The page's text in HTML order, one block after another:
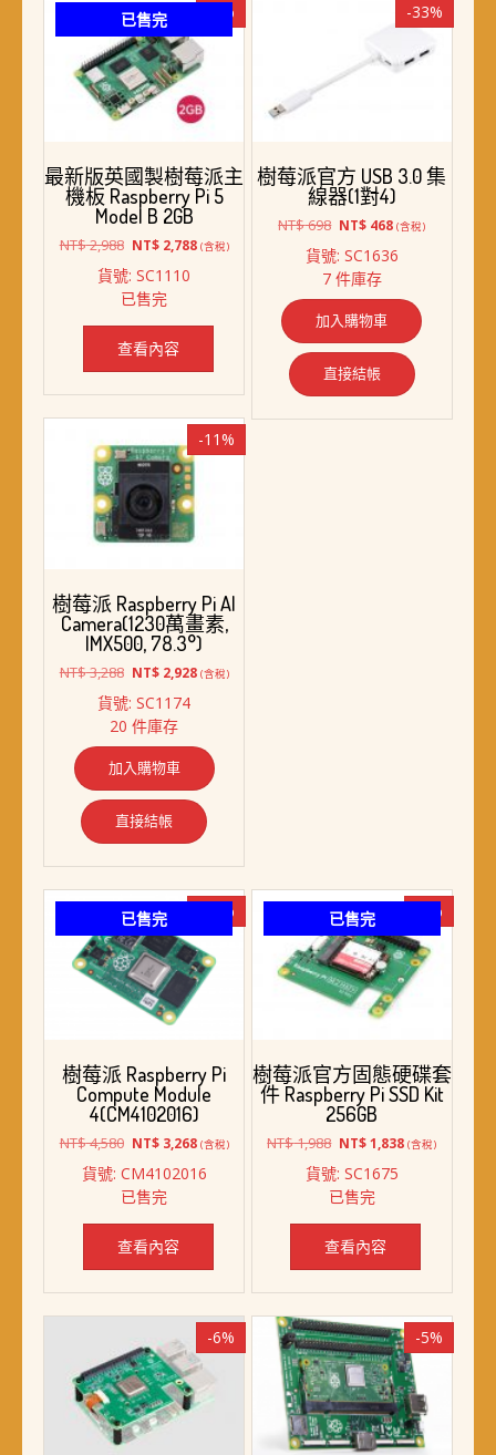
-33%
樹莓派官方 USB 3.0 集
線器(1對4)
NT$698 原
價
格：
NT$ 698。
NT$ 468目
價
NT$ 468。
(含稅)
貨號: SC1636
7 件庫存
加入購物車
直接結帳
已售完 -7%
最新版英國製樹莓派主
機板 Raspberry Pi 5
Model B 2GB
NT$2,988 原
價
格：
NT$ 2,988。
NT$2,788目
NT$ 2,788。
(含稅)
貨號: SC1110
已售完
查看內容
-11%
樹莓派 Raspberry Pi AI
Camera(1230萬畫素,
IMX500, 78.3°)
NT$3,288 原
價
格：
NT$ 3,288。
NT$2,928目
NT$ 2,928。
(含稅)
貨號: SC1174
20 件庫存
加入購物車
直接結帳
已售完 -29%
樹莓派 Raspberry Pi
Compute Module
4(CM4102016)
NT$4,580 原
價
格：
NT$ 4,580。
NT$3,268目
價
NT$ 3,268。
(含稅)
貨號: CM4102016
已售完
查看內容
已售完 -8%
樹莓派官方固態硬碟套
件 Raspberry Pi SSD Kit
256GB
NT$1,988 原
價
格：
NT$ 1,988。
NT$1,838目
NT$ 1,838。
(含稅)
貨號: SC1675
已售完
查看內容
-6% -5%